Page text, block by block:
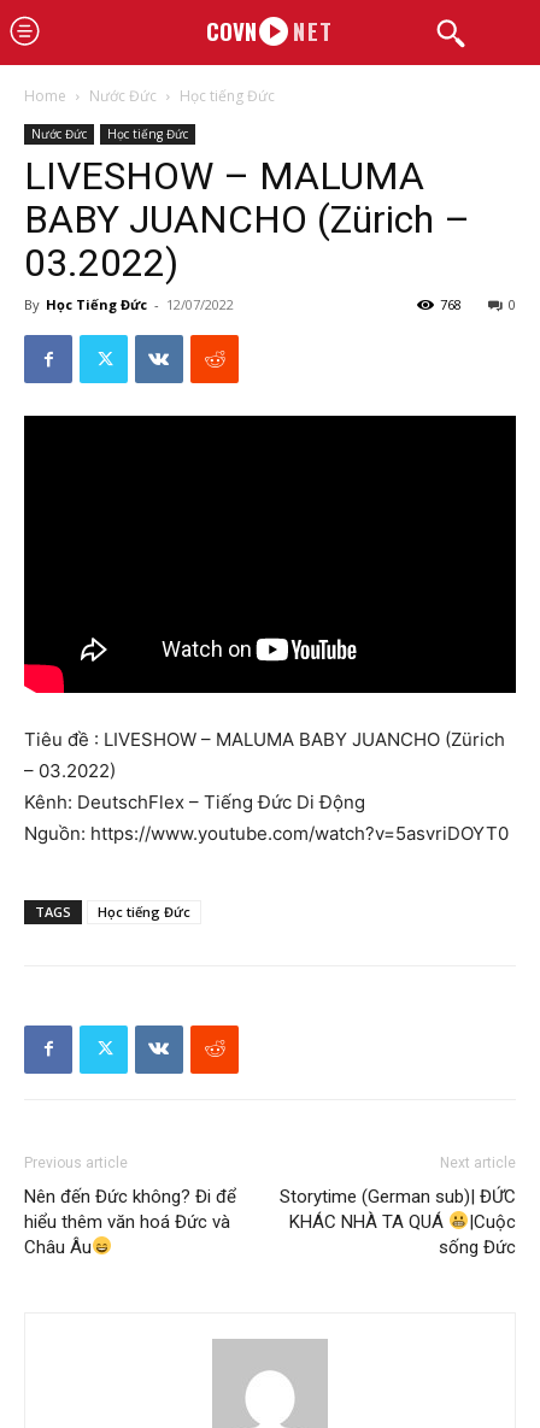
COVN NET
Home Nước Đức Học tiếng Đức
Nước Đức Học tiếng Đức
LIVESHOW – MALUMA
BABY JUANCHO (Zürich –
03.2022)
By Học Tiếng Đức - 12/07/2022 0
768
Tiêu đề : LIVESHOW – MALUMA BABY JUANCHO (Zürich
– 03.2022)
Kênh: DeutschFlex – Tiếng Đức Di Động
Nguồn: https://www.youtube.com/watch?v=5asvriDOYT0
TAGS Học tiếng Đức
Previous article
Nên đến Đức không? Đi để
hiểu thêm văn hoá Đức và
Châu Âu
Next article
Storytime (German sub)| ĐỨC
KHÁC NHÀ TA QUÁ
|Cuộc
sống Đức